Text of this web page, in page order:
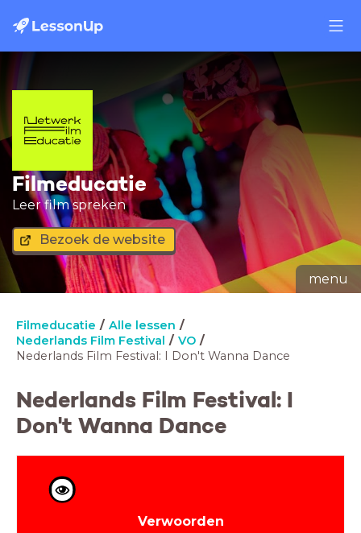
Filmeducatie
Leer film spreken
Bezoek de website
menu
Filmeducatie
Alle lessen
Nederlands Film Festival
VO
Nederlands Film Festival: I Don't Wanna Dance
Nederlands Film Festival: I
Don't Wanna Dance
Verwoorden